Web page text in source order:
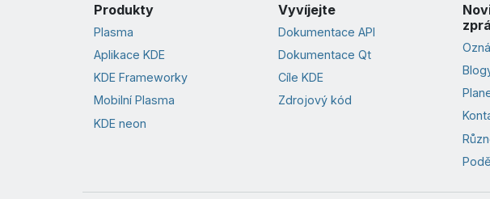
Produkty
Plasma
Aplikace KDE
KDE Frameworky
Mobilní Plasma
KDE neon
Vyvíjejte
Dokumentace API
Dokumentace Qt
Cíle KDE
Zdrojový kód